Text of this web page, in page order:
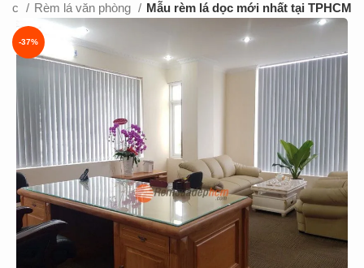
Rèm lá văn phòng Mẫu rèm lá dọc mới nhất tại TPHCM
-37%